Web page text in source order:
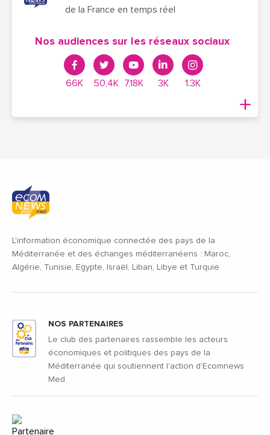
de la France en temps réel
Nos audiences sur les réseaux sociaux
66K 50,4K 7,18K 3K 1.3K
L'information économique connectée des pays de la
Méditerranée et des échanges méditerranéens : Maroc,
Algérie, Tunisie, Egypte, Israël, Liban, Libye et Turquie
NOS PARTENAIRES
Le club des partenaires rassemble les acteurs
économiques et politiques des pays de la
Méditerranée qui soutiennent l'action d'Ecomnews
Med